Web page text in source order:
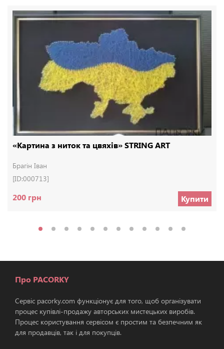
«Картина з ниток та цвяхів» STRING ART
Брагін Іван
[ID:000713]
200 грн Купити
Про PACORKY
Сервіс pacorky.com функціонує для того, щоб організувати
процес купівлі-продажу авторських мистецьких виробів.
Процес користування сервісом є простим та безпечним як
для продавців, так і для покупців.